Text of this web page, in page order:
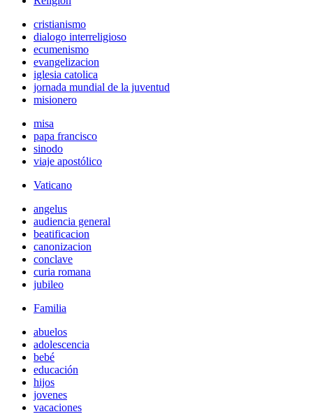
cristianismo
dialogo interreligioso
ecumenismo
evangelizacion
iglesia catolica
jornada mundial de la juventud
misionero
misa
papa francisco
sinodo
viaje apostólico
Vaticano
angelus
audiencia general
beatificacion
canonizacion
conclave
curia romana
jubileo
Familia
abuelos
adolescencia
bebé
educación
hijos
jovenes
vacaciones